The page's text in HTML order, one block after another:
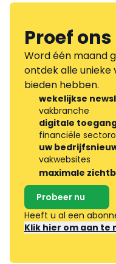
Proef ons
Word één maand
ontdek alle unieke
bieden hebben.
wekelijkse
vakbranche
digitale
financiële
uw
vakwebsites
maximale
Probeer nu
Heeft u al een
Klik hier om aan te